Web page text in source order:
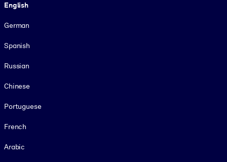
English
German
Spanish
Russian
Chinese
Portuguese
French
Arabic